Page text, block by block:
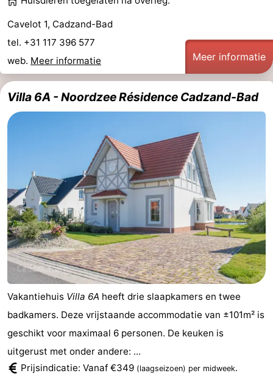
Cavelot 1, Cadzand-Bad
tel. +31 117 396 577
web. Meer informatie Meer informatie
Villa 6A - Noordzee Résidence Cadzand-Bad
Vakantiehuis Villa 6A heeft drie slaapkamers en twee
badkamers. Deze vrijstaande accommodatie van ±101m² is
geschikt voor maximaal 6 personen. De keuken is
uitgerust met onder andere: ...
Prijsindicatie: Vanaf €349 (laagseizoen) per midweek.